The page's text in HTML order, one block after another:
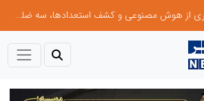
الگوپذیری خلاق، بهره‌گیری از هوش مصنوعی و کشف استعدادها، سه ضلع موفقیت جوانان کارآفرین